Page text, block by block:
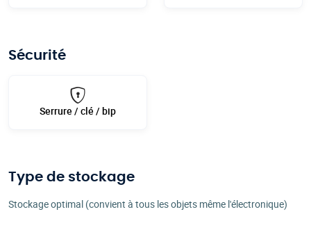
Sécurité
Serrure / clé / bip
Type de stockage
Stockage optimal (convient à tous les objets même l'électronique)